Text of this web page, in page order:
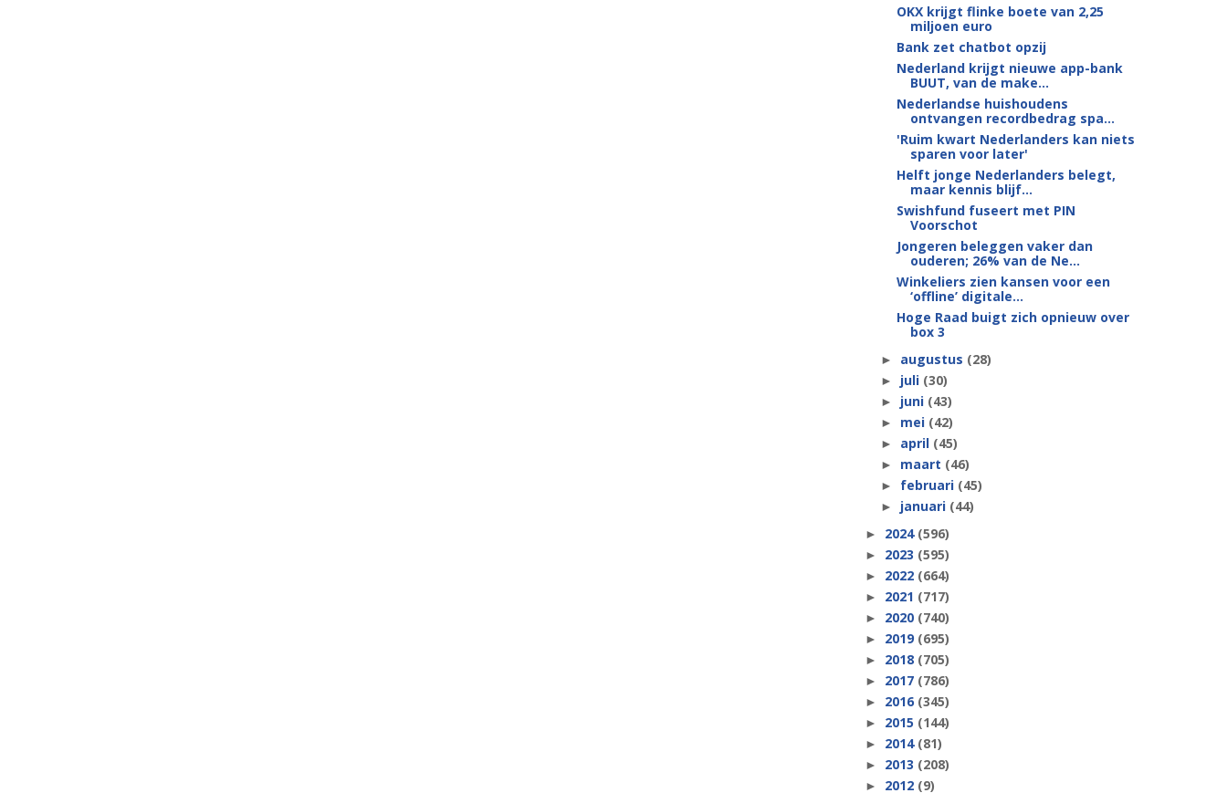
OKX krijgt flinke boete van 2,25
miljoen euro
Bank zet chatbot opzij
Nederland krijgt nieuwe app-bank
BUUT, van de make...
Nederlandse huishoudens
ontvangen recordbedrag spa...
'Ruim kwart Nederlanders kan niets
sparen voor later'
Helft jonge Nederlanders belegt,
maar kennis blijf...
Swishfund fuseert met PIN
Voorschot
Jongeren beleggen vaker dan
ouderen; 26% van de Ne...
Winkeliers zien kansen voor een
‘offline’ digitale...
Hoge Raad buigt zich opnieuw over
box 3
► augustus (28)
► juli (30)
► juni (43)
► mei (42)
► april (45)
► maart (46)
► februari (45)
► januari (44)
► 2024 (596)
► 2023 (595)
► 2022 (664)
► 2021 (717)
► 2020 (740)
► 2019 (695)
► 2018 (705)
► 2017 (786)
► 2016 (345)
► 2015 (144)
► 2014 (81)
► 2013 (208)
► 2012 (9)